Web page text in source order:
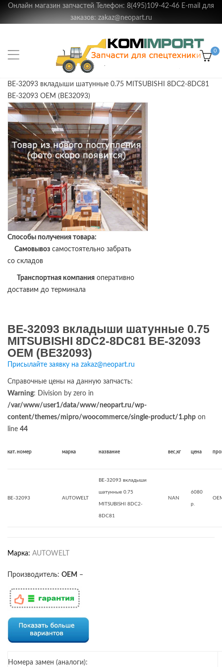
Онлайн магазин запчастей Телефон: 8(495)109-42-46 E-mail для
заказов: zakaz@neopart.ru
0
BE-32093 вкладыши шатунные 0.75 MITSUBISHI 8DC2-8DC81
BE-32093 OEM (BE32093)
Способы получения товара:
Самовывоз самостоятельно забрать
со складов
Транспортная компания оперативно
доставим до терминала
BE-32093 вкладыши шатунные 0.75
MITSUBISHI 8DC2-8DC81 BE-32093
OEM (BE32093)
Присылайте заявку на zakaz@neopart.ru
Справочные цены на данную запчасть:
Warning: Division by zero in
/var/www/user1/data/www/neopart.ru/wp-
content/themes/mipro/woocommerce/single-product/1.php on
line 44
кат. номер марка название вес,кг цена
BE-32093 AUTOWELT
BE-32093 вкладыши
шатунные 0.75
MITSUBISHI 8DC2-
8DC81
NAN
6080
р.
Марка: AUTOWELT
Производитель: OEM –
Номера замен (аналоги):